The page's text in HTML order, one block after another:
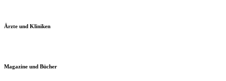
Ärzte und Kliniken
Magazine und Bücher